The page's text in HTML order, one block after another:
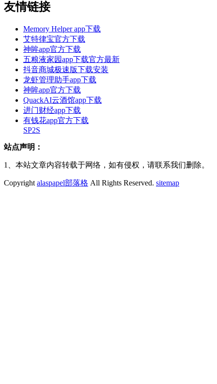
友情链接
Memory Helper app下载
艾特律宝官方下载
神眸app官方下载
五粮液家园app下载官方最新
抖音商城极速版下载安装
龙虾管理助手app下载
神眸app官方下载
QuackAI云酒馆app下载
进门财经app下载
有钱花app官方下载
SP2S
站点声明：
1、本站文章内容转载于网络，如有侵权，请联系我们删除。
Copyright alaspapel部落格 All Rights Reserved. sitemap